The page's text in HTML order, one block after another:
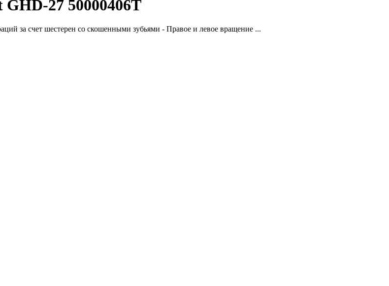
27 50000406T
за счет шестерен со скошенными зубьями - Правое и левое вращение ...